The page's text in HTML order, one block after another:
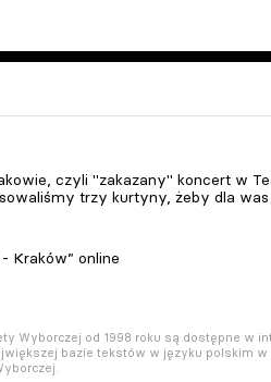
czyli "zakazany" koncert w
trzy kurtyny, żeby dla
Kraków” online
Wyborczej od 1998 roku są dostępne w
bazie tekstów w języku polskim